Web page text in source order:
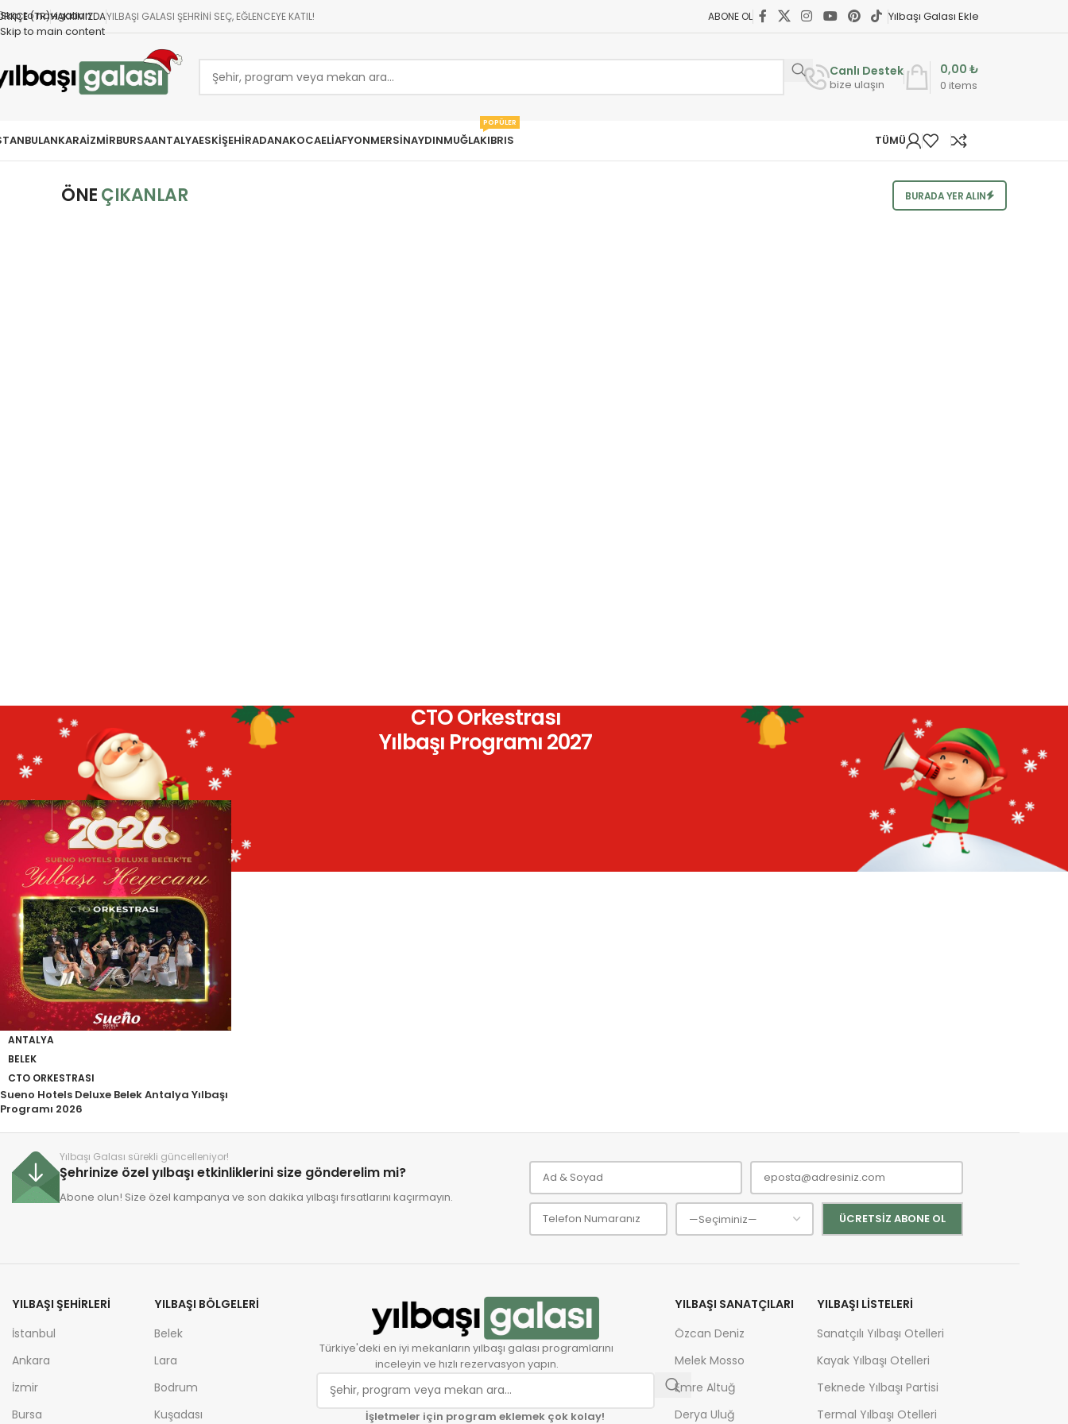
Skip to navigation
Skip to main content
(TR)HAKKIMIZDAYILBAŞI GALASI ŞEHRINI SEÇ, EĞLENCEYE KATIL! ABONE OL Yılbaşı Galası Ekle
Canlı Destek
bize ulaşın 0 items
0,00 ₺
ANKARAİZMIRBURSAANTALYAESKIŞEHIRADANAKOCAELIAFYONMERSINAYDINMUĞLAKIBRIS
POPÜLER
TÜMÜ
ÖNEÇIKANLAR BURADA YER ALIN
CTO Orkestrası
Yılbaşı Programı 2027
Ana Sayfa Sanatçı/CTO Orkestrası
ANTALYA
BELEK
CTO ORKESTRASI
Sueno Hotels Deluxe Belek Antalya Yılbaşı
Programı 2026
Yılbaşı Galası sürekli güncelleniyor!
Şehrinize özel yılbaşı etkinliklerini size gönderelim mi?
Abone olun! Size özel kampanya ve son dakika yılbaşı fırsatlarını kaçırmayın.
YILBAŞI ŞEHIRLERI
İstanbul
Ankara
İzmir
Bursa
YILBAŞI BÖLGELERI
Belek
Lara
Bodrum
Kuşadası
Türkiye'deki en iyi mekanların yılbaşı galası programlarını
inceleyin ve hızlı rezervasyon yapın.
İşletmeler için program eklemek çok kolay!
YILBAŞI SANATÇILARI
Özcan Deniz
Melek Mosso
Emre Altuğ
Derya Uluğ
YILBAŞI LISTELERI
Sanatçılı Yılbaşı Otelleri
Kayak Yılbaşı Otelleri
Teknede Yılbaşı Partisi
Termal Yılbaşı Otelleri